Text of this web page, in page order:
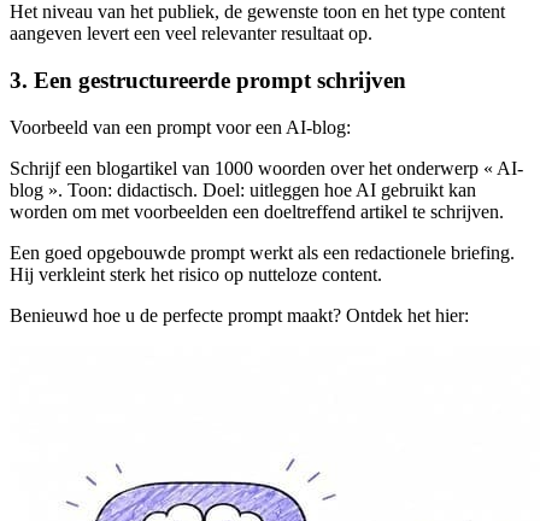
Het niveau van het publiek, de gewenste toon en het type content
aangeven levert een veel relevanter resultaat op.
3. Een gestructureerde prompt schrijven
Voorbeeld van een prompt voor een AI-blog:
Schrijf een blogartikel van 1000 woorden over het onderwerp « AI-
blog ». Toon: didactisch. Doel: uitleggen hoe AI gebruikt kan
worden om met voorbeelden een doeltreffend artikel te schrijven.
Een goed opgebouwde prompt werkt als een redactionele briefing.
Hij verkleint sterk het risico op nutteloze content.
Benieuwd hoe u de perfecte prompt maakt? Ontdek het hier: